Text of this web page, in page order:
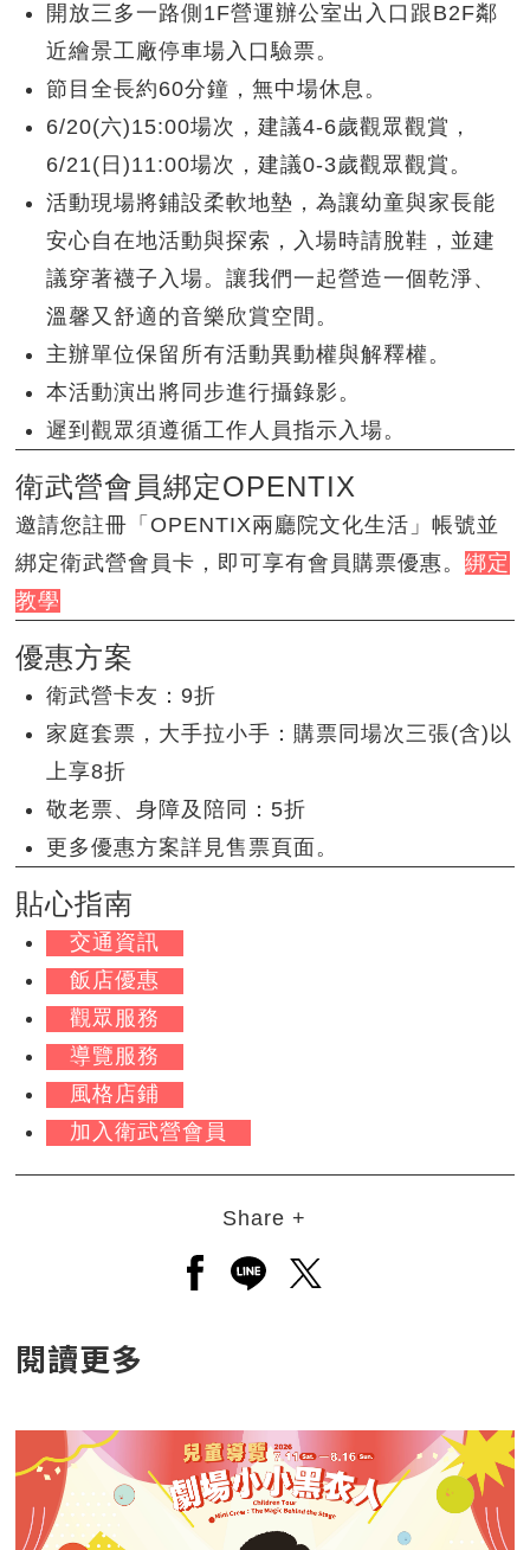
開放三多一路側1F營運辦公室出入口跟B2F鄰
近繪景工廠停車場入口驗票。
節目全長約60分鐘，無中場休息。
6/20(六)15:00場次，建議4-6歲觀眾觀賞，
6/21(日)11:00場次，建議0-3歲觀眾觀賞。
活動現場將鋪設柔軟地墊，為讓幼童與家長能
安心自在地活動與探索，入場時請脫鞋，並建
議穿著襪子入場。讓我們一起營造一個乾淨、
溫馨又舒適的音樂欣賞空間。
主辦單位保留所有活動異動權與解釋權。
本活動演出將同步進行攝錄影。
遲到觀眾須遵循工作人員指示入場。
衛武營會員綁定OPENTIX
邀請您註冊「OPENTIX兩廳院文化生活」帳號並
綁定衛武營會員卡，即可享有會員購票優惠。綁定
教學
優惠方案
衛武營卡友：9折
家庭套票，大手拉小手：購票同場次三張(含)以
上享8折
敬老票、身障及陪同：5折
更多優惠方案詳見售票頁面。
貼心指南
交通資訊
飯店優惠
觀眾服務
導覽服務
風格店鋪
加入衛武營會員
Share +
另開新視窗分享至facebook
另開新視窗分享至line
另開新視窗分享至
閱讀更多